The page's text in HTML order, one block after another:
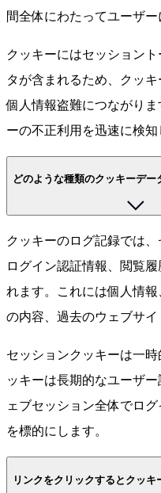
間全体にわたってユーザ
クッキーにはセッション
タが含まれるため、クッ
個人情報盗難につながり
ーの不正利用を迅速に検知
どのような種類のクッキーデー
クッキーのログ記録では
ログイン認証情報、閲覧
れます。これには個人情
の内容、過去のウェブサイ
セッションクッキーは一
ッキーは長期的なユーザ
ェブセッション全体でロ
を標的にします。
リンクをクリックするとクッキ